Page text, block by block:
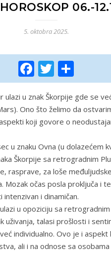
06.-
5. oktobra 2025.
Facebook
Twitter
u znak Škorpije gde se
Ono što želimo da
koji govore o
u znaku Ovna (u dolazećem
Škorpije sa retrogradnim
rasprave, za loše
očas posla proključa i
i dinamičan.
u opoziciju sa
uživanja, talasi prošlosti i
individualno. Ovo je i
ali i na odnose sa